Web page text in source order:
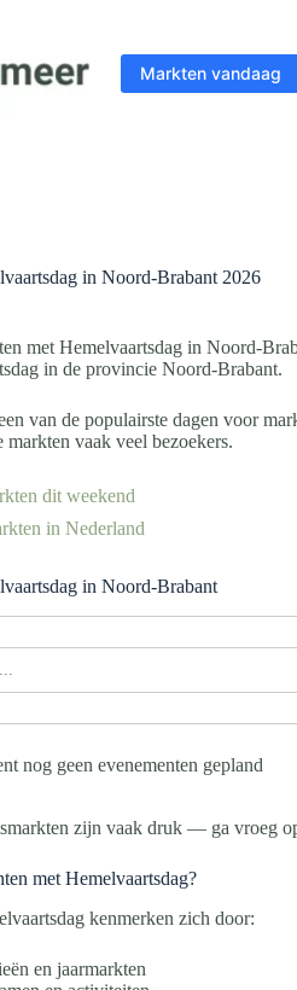
Markten vandaag
in Noord-Brabant 2026
met Hemelvaartsdag in Noord-
in de provincie Noord-Brabant.
van de populairste dagen voor
markten vaak veel bezoekers.
dit weekend
in Nederland
in Noord-Brabant
nog geen evenementen gepland
zijn vaak druk — ga vroeg
met Hemelvaartsdag?
kenmerken zich door:
en jaarmarkten